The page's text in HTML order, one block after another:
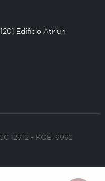
Edifício Atriun
12912 - RQE: 9992